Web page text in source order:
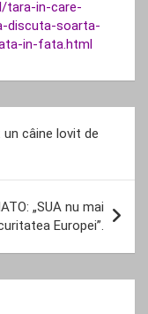
tara-in-care-
discuta-soarta-
in-fata.html
câine lovit de
„SUA nu mai
Europei”.